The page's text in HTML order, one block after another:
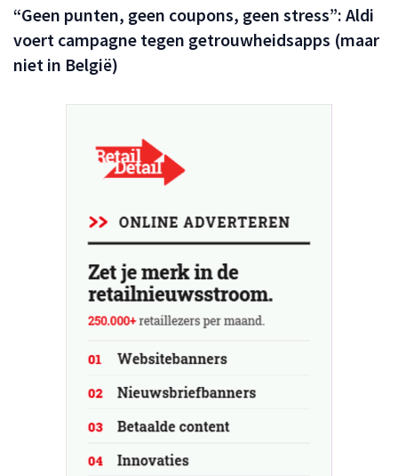
“Geen punten, geen coupons, geen stress”: Aldi
voert campagne tegen getrouwheidsapps (maar
niet in België)